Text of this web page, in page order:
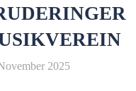
2025